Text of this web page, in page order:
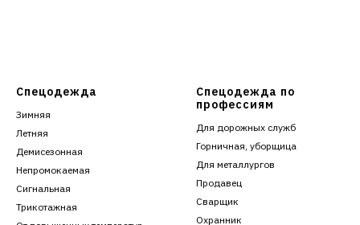
Спецодежда
Зимняя
Летняя
Демисезонная
Непромокаемая
Сигнальная
Трикотажная
Спецодежда по
профессиям
Для дорожных служб
Горничная, уборщица
Для металлургов
Продавец
Сварщик
Охранник